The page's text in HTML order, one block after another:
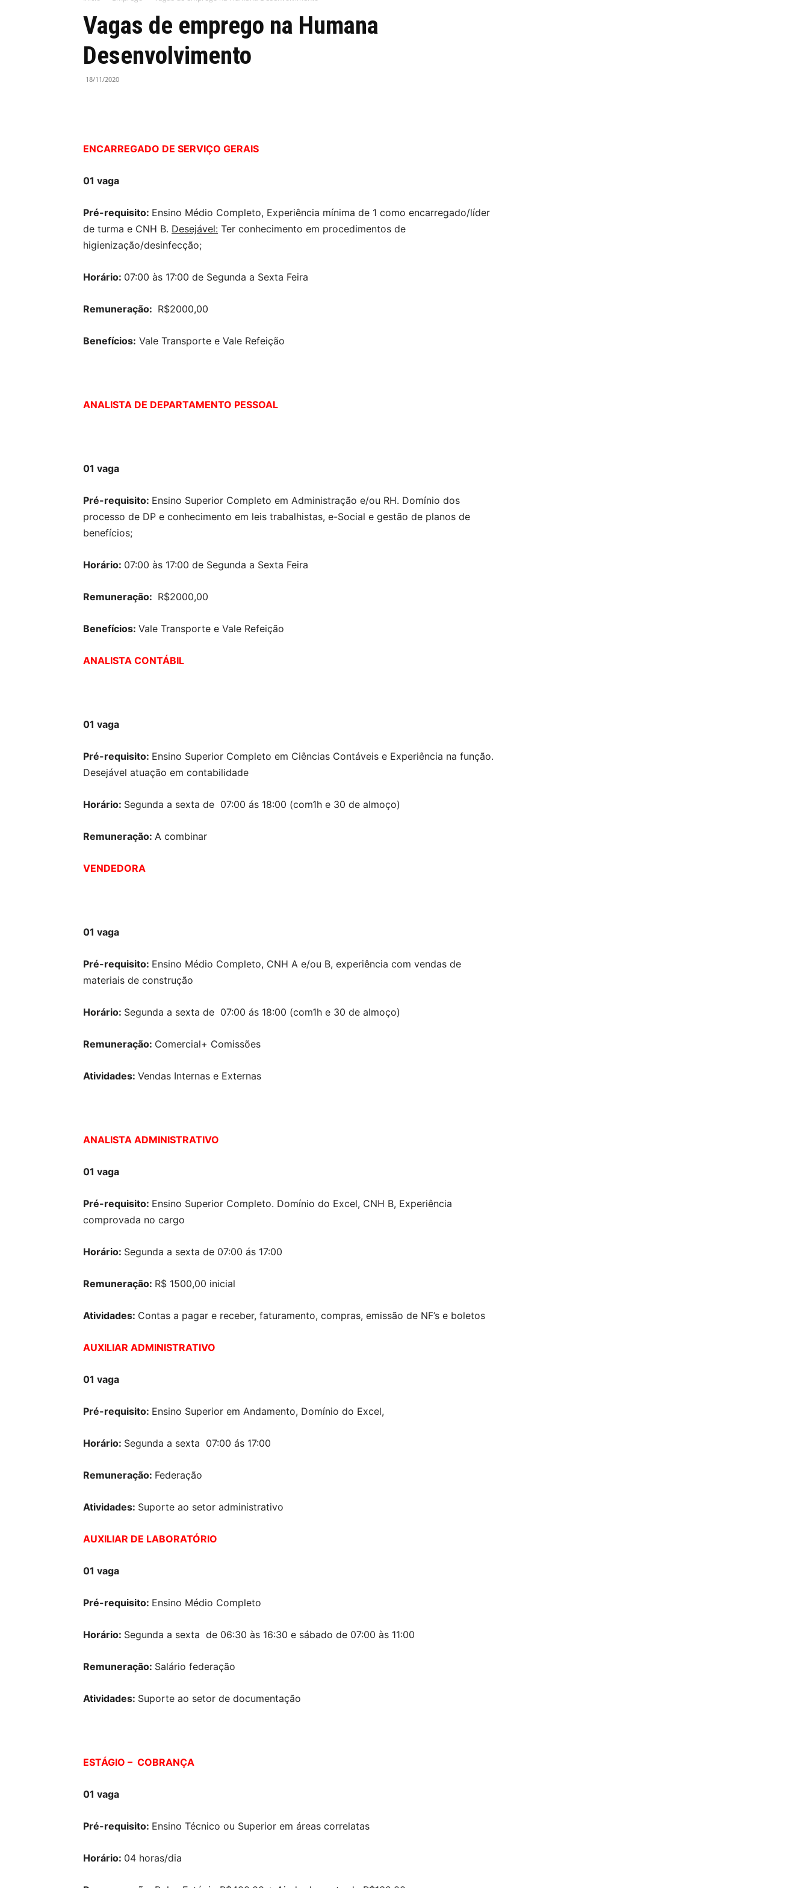
Vagas de emprego na Humana
Desenvolvimento
18/11/2020
ENCARREGADO DE SERVIÇO GERAIS
01 vaga
Pré-requisito: Ensino Médio Completo, Experiência mínima de 1 como encarregado/líder
de turma e CNH B. Desejável: Ter conhecimento em procedimentos de
higienização/desinfecção;
Horário: 07:00 às 17:00 de Segunda a Sexta Feira
Remuneração: R$2000,00
Benefícios: Vale Transporte e Vale Refeição
ANALISTA DE DEPARTAMENTO PESSOAL
01 vaga
Pré-requisito: Ensino Superior Completo em Administração e/ou RH. Domínio dos
processo de DP e conhecimento em leis trabalhistas, e-Social e gestão de planos de
benefícios;
Horário: 07:00 às 17:00 de Segunda a Sexta Feira
Remuneração: R$2000,00
Benefícios: Vale Transporte e Vale Refeição
ANALISTA CONTÁBIL
01 vaga
Pré-requisito: Ensino Superior Completo em Ciências Contáveis e Experiência na função.
Desejável atuação em contabilidade
Horário: Segunda a sexta de 07:00 ás 18:00 (com1h e 30 de almoço)
Remuneração: A combinar
VENDEDORA
01 vaga
Pré-requisito: Ensino Médio Completo, CNH A e/ou B, experiência com vendas de
materiais de construção
Horário: Segunda a sexta de 07:00 ás 18:00 (com1h e 30 de almoço)
Remuneração: Comercial+ Comissões
Atividades: Vendas Internas e Externas
ANALISTA ADMINISTRATIVO
01 vaga
Pré-requisito: Ensino Superior Completo. Domínio do Excel, CNH B, Experiência
comprovada no cargo
Horário: Segunda a sexta de 07:00 ás 17:00
Remuneração: R$ 1500,00 inicial
Atividades: Contas a pagar e receber, faturamento, compras, emissão de NF’s e boletos
AUXILIAR ADMINISTRATIVO
01 vaga
Pré-requisito: Ensino Superior em Andamento, Domínio do Excel,
Horário: Segunda a sexta 07:00 ás 17:00
Remuneração: Federação
Atividades: Suporte ao setor administrativo
AUXILIAR DE LABORATÓRIO
01 vaga
Pré-requisito: Ensino Médio Completo
Horário: Segunda a sexta de 06:30 às 16:30 e sábado de 07:00 às 11:00
Remuneração: Salário federação
Atividades: Suporte ao setor de documentação
ESTÁGIO – COBRANÇA
01 vaga
Pré-requisito: Ensino Técnico ou Superior em áreas correlatas
Horário: 04 horas/dia